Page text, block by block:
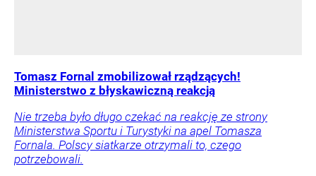
Tomasz Fornal zmobilizował rządzących!
Ministerstwo z błyskawiczną reakcją
Nie trzeba było długo czekać na reakcję ze strony
Ministerstwa Sportu i Turystyki na apel Tomasza
Fornala. Polscy siatkarze otrzymali to, czego
potrzebowali.